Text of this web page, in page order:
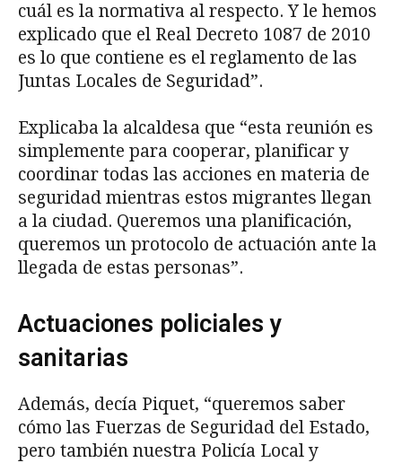
cuál es la normativa al respecto. Y le hemos
explicado que el Real Decreto 1087 de 2010
es lo que contiene es el reglamento de las
Juntas Locales de Seguridad”.
Explicaba la alcaldesa que “esta reunión es
simplemente para cooperar, planificar y
coordinar todas las acciones en materia de
seguridad mientras estos migrantes llegan
a la ciudad. Queremos una planificación,
queremos un protocolo de actuación ante la
llegada de estas personas”.
Actuaciones policiales y
sanitarias
Además, decía Piquet, “queremos saber
cómo las Fuerzas de Seguridad del Estado,
pero también nuestra Policía Local y